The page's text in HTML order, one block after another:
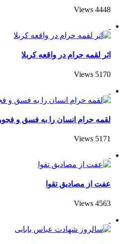
4448 Views
اثر لقمه حرام در واقعه کربلا
5170 Views
لقمه حرام انسان را به فسق و
5171 Views
عفت از مصادیق تقوا
4563 Views